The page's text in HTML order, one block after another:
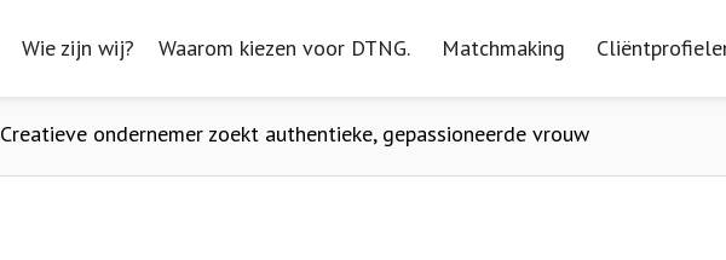
Wie zijn wij? Waarom kiezen voor DTNG. Matchmaking
Wie zijn wij? Waarom kiezen voor DTNG. Matchmaking
Creatieve ondernemer zoekt authentieke, gepassioneerde vrouw